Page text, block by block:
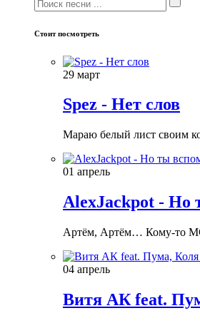
Стоит посмотреть
29 март
Spez - Нет слов
Мараю белый лист своим
01 апрель
AlexJackpot - Но
Артём, Артём… Кому-то МС
04 апрель
Витя АК feat.